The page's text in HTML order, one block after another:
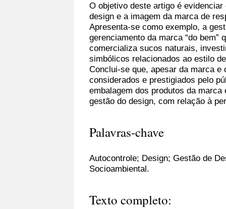
O objetivo deste artigo é
design e a imagem da marca de
Apresenta-se como exemplo, a
gerenciamento da marca “do bem”
comercializa sucos naturais,
simbólicos relacionados ao estilo
Conclui-se que, apesar da marca e
considerados e prestigiados pelo
embalagem dos produtos da
gestão do design, com relação à
Palavras-chave
Autocontrole; Design; Gestão de
Socioambiental.
Texto completo: